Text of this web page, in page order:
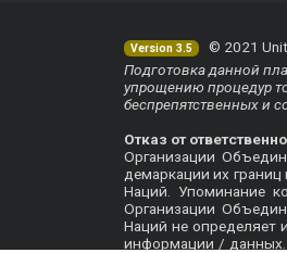
Version 3.5
© 2021
Подготовка данной
упрощению процедур
беспрепятственных и
Отказ от
Организации
демаркации их
Наций. Упоминание
Организации
Наций не определяет
информации / данных.